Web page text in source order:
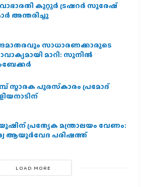
കുറ്റൂർ ട്രഷറർ സുരേഷ്
അന്തരിച്ചു
സാധാരണക്കാരുടെ
മാറി: സുനിൽ
സ്മാരക പുരസ്‌കാരം പ്രമോദ്
പ്രത്യേക മന്ത്രാലയം വേണം:
ആയുര്‍വേദ പരിഷത്ത്
LOAD MORE